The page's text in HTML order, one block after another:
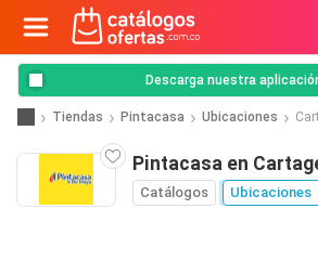
Descarga nuestra
Tiendas Pintacasa Ubicaciones
Pintacasa en
Catálogos Ubicaciones